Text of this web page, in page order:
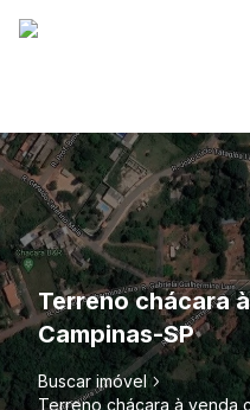
Terreno chácara
Campinas-SP
Buscar imóvel
Terreno chácara à venda